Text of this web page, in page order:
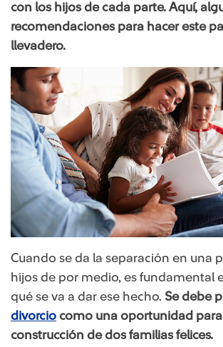
con los hijos de cada parte. Aquí,
recomendaciones para hacer este
llevadero.
Cuando se da la separación en una
hijos de por medio, es fundamental
qué se va a dar ese hecho. Se debe
divorcio como una oportunidad
construcción de dos familias felices.